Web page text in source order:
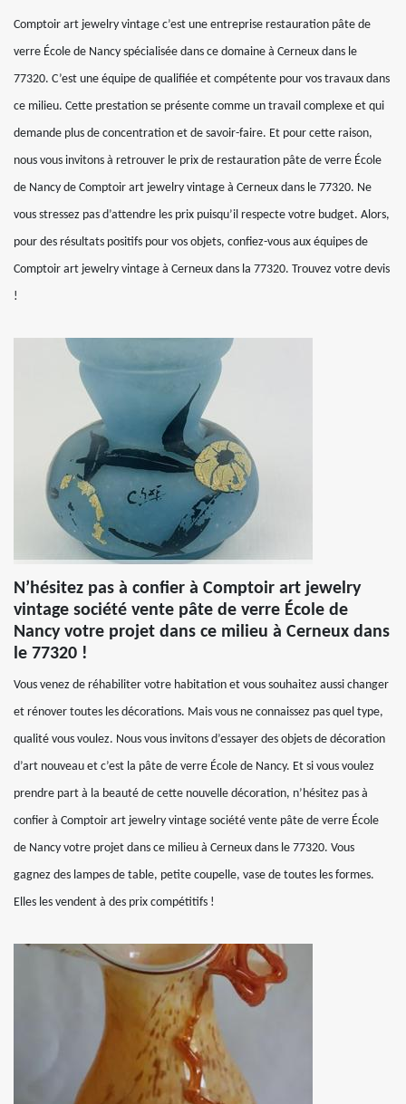
Comptoir art jewelry vintage c’est une entreprise restauration pâte de
verre École de Nancy spécialisée dans ce domaine à Cerneux dans le
77320. C’est une équipe de qualifiée et compétente pour vos travaux dans
ce milieu. Cette prestation se présente comme un travail complexe et qui
demande plus de concentration et de savoir-faire. Et pour cette raison,
nous vous invitons à retrouver le prix de restauration pâte de verre École
de Nancy de Comptoir art jewelry vintage à Cerneux dans le 77320. Ne
vous stressez pas d’attendre les prix puisqu’il respecte votre budget. Alors,
pour des résultats positifs pour vos objets, confiez-vous aux équipes de
Comptoir art jewelry vintage à Cerneux dans la 77320. Trouvez votre devis
!
N’hésitez pas à confier à Comptoir art jewelry
vintage société vente pâte de verre École de
Nancy votre projet dans ce milieu à Cerneux dans
le 77320 !
Vous venez de réhabiliter votre habitation et vous souhaitez aussi changer
et rénover toutes les décorations. Mais vous ne connaissez pas quel type,
qualité vous voulez. Nous vous invitons d’essayer des objets de décoration
d’art nouveau et c’est la pâte de verre École de Nancy. Et si vous voulez
prendre part à la beauté de cette nouvelle décoration, n’hésitez pas à
confier à Comptoir art jewelry vintage société vente pâte de verre École
de Nancy votre projet dans ce milieu à Cerneux dans le 77320. Vous
gagnez des lampes de table, petite coupelle, vase de toutes les formes.
Elles les vendent à des prix compétitifs !